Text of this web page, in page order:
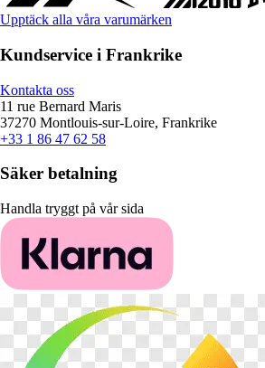
Upptäck alla våra varumärken
Kundservice i Frankrike
Kontakta oss
11 rue Bernard Maris
37270 Montlouis-sur-Loire, Frankrike
+33 1 86 47 62 58
Säker betalning
Handla tryggt på vår sida